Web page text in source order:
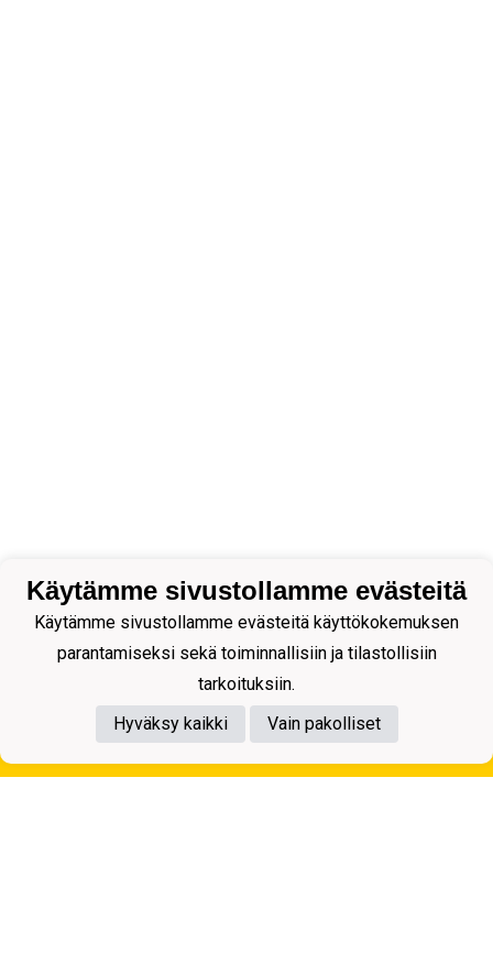
Tietosuojaseloste
Käytämme sivustollamme evästeitä
Käytämme sivustollamme evästeitä käyttökokemuksen
parantamiseksi sekä toiminnallisiin ja tilastollisiin
tarkoituksiin.
Hyväksy kaikki
Vain pakolliset